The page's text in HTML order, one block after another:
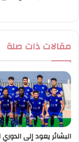
مقالات ذات صلة
البشائر يعود إلى الدوري